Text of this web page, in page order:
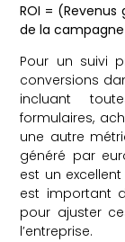
ROI =
de la campagne
Pour un suivi
conversions
incluant
formulaires,
une autre
généré par
est un
est important
pour ajuster
l’entreprise.